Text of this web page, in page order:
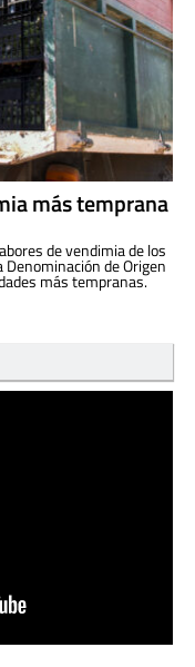
más temprana
de vendimia de los
de Origen
más tempranas.